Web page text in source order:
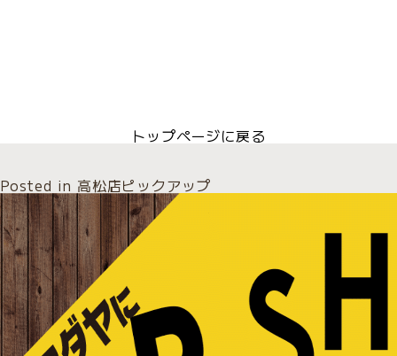
トップページに戻る
Posted in 高松店ピックアップ